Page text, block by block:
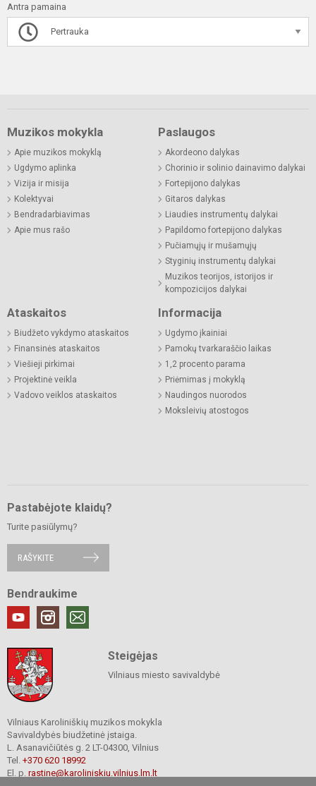
Antra pamaina
Pertrauka
Muzikos mokykla
Apie muzikos mokyklą
Ugdymo aplinka
Vizija ir misija
Kolektyvai
Bendradarbiavimas
Apie mus rašo
Paslaugos
Akordeono dalykas
Chorinio ir solinio dainavimo dalykai
Fortepijono dalykas
Gitaros dalykas
Liaudies instrumentų dalykai
Papildomo fortepijono dalykas
Pučiamųjų ir mušamųjų
Styginių instrumentų dalykai
Muzikos teorijos, istorijos ir
kompozicijos dalykai
Ataskaitos
Biudžeto vykdymo ataskaitos
Finansinės ataskaitos
Viešieji pirkimai
Projektinė veikla
Vadovo veiklos ataskaitos
Informacija
Ugdymo įkainiai
Pamokų tvarkaraščio laikas
1,2 procento parama
Priėmimas į mokyklą
Naudingos nuorodos
Moksleivių atostogos
Pastabėjote klaidų?
Turite pasiūlymų?
RAŠYKITE
Bendraukime
Steigėjas
Vilniaus miesto savivaldybė
Vilniaus Karoliniškių muzikos mokykla
Savivaldybės biudžetinė įstaiga.
L. Asanavičiūtės g. 2 LT-04300, Vilnius
Tel. +370 620 18992
El. p. rastine@karoliniskiu.vilnius.lm.lt